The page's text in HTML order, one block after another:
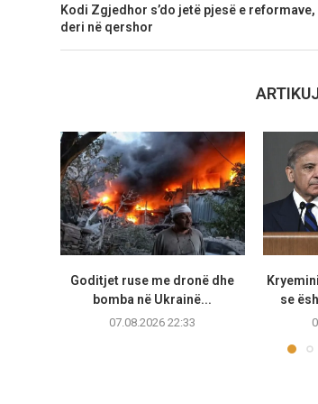
Kodi Zgjedhor s’do jetë pjesë e reformave,
deri në qershor
Goditjet ruse me dronë dhe
bomba në Ukrainë...
07.08.2026 22:33
se